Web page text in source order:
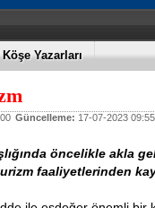
Köşe Yazarları
Güncelleme: 17-07-2023
öncelikle akla
faaliyetlerinden